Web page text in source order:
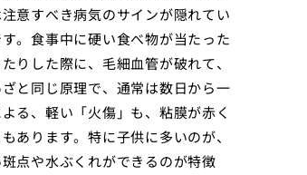
意すべき病気のサインが隠れてい
。食事中に硬い食べ物が当たった
りした際に、毛細血管が破れて、
と同じ原理で、通常は数日から一
る、軽い「火傷」も、粘膜が赤く
あります。特に子供に多いのが、
点や水ぶくれができるのが特徴